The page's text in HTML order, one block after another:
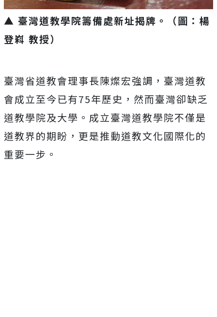
▲ 臺灣道教學院籌備處新址揭牌。（圖：楊
登嵙 教授）
臺灣省道教會理事長陳燦宏強調，臺灣道教
會成立至今已有75年歷史，然而臺灣卻缺乏
道教學院及大學。成立臺灣道教學院不僅是
道教界的期盼，更是推動道教文化國際化的
重要一步。